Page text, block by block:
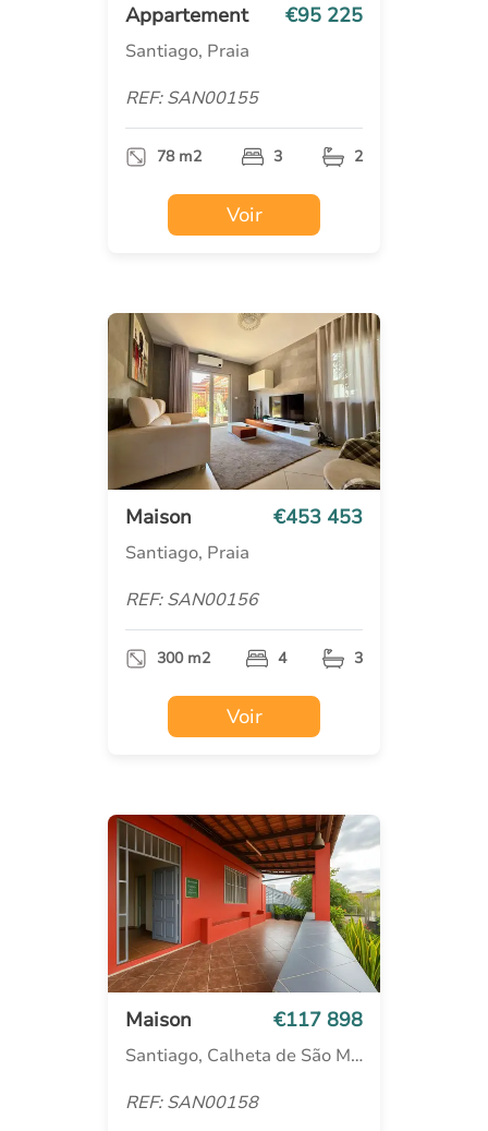
Appartement €95 225
Santiago, Praia
REF: SAN00155
78 m2 3 2
Voir
Maison €453 453
Santiago, Praia
REF: SAN00156
300 m2 4 3
Voir
Maison €117 898
Santiago, Calheta de São Miguel
REF: SAN00158